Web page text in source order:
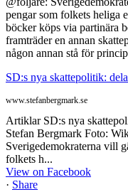
pengar som folkets heliga
böcker köps via partinära
framträder en annan
någon annan stå för
SD:s nya skattepolitik:
www.stefanbergmark.se
Artiklar SD:s nya
Stefan Bergmark Foto:
Sverigedemokraterna vill
folkets h...
View on Facebook
· Share